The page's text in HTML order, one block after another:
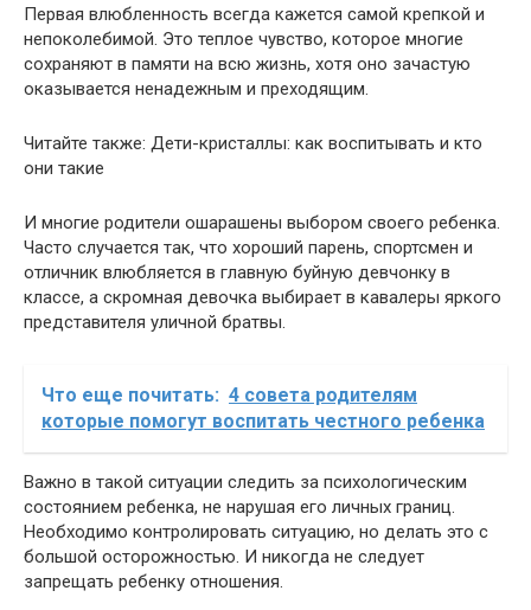
Первая влюбленность всегда кажется самой крепкой и
непоколебимой. Это теплое чувство, которое многие
сохраняют в памяти на всю жизнь, хотя оно зачастую
оказывается ненадежным и преходящим.
Читайте также: Дети-кристаллы: как воспитывать и кто
они такие
И многие родители ошарашены выбором своего ребенка.
Часто случается так, что хороший парень, спортсмен и
отличник влюбляется в главную буйную девчонку в
классе, а скромная девочка выбирает в кавалеры яркого
представителя уличной братвы.
Что еще почитать: 4 совета родителям
которые помогут воспитать честного ребенка
Важно в такой ситуации следить за психологическим
состоянием ребенка, не нарушая его личных границ.
Необходимо контролировать ситуацию, но делать это с
большой осторожностью. И никогда не следует
запрещать ребенку отношения.